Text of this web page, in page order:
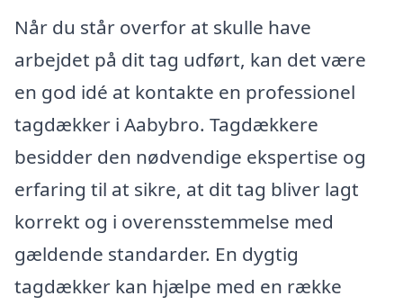
Når du står overfor at skulle have
arbejdet på dit tag udført, kan det være
en god idé at kontakte en professionel
tagdækker i Aabybro. Tagdækkere
besidder den nødvendige ekspertise og
erfaring til at sikre, at dit tag bliver lagt
korrekt og i overensstemmelse med
gældende standarder. En dygtig
tagdækker kan hjælpe med en række